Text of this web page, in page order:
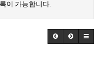
이 가능합니다.